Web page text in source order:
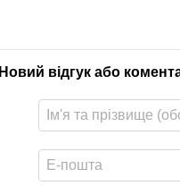
Новий відгук або